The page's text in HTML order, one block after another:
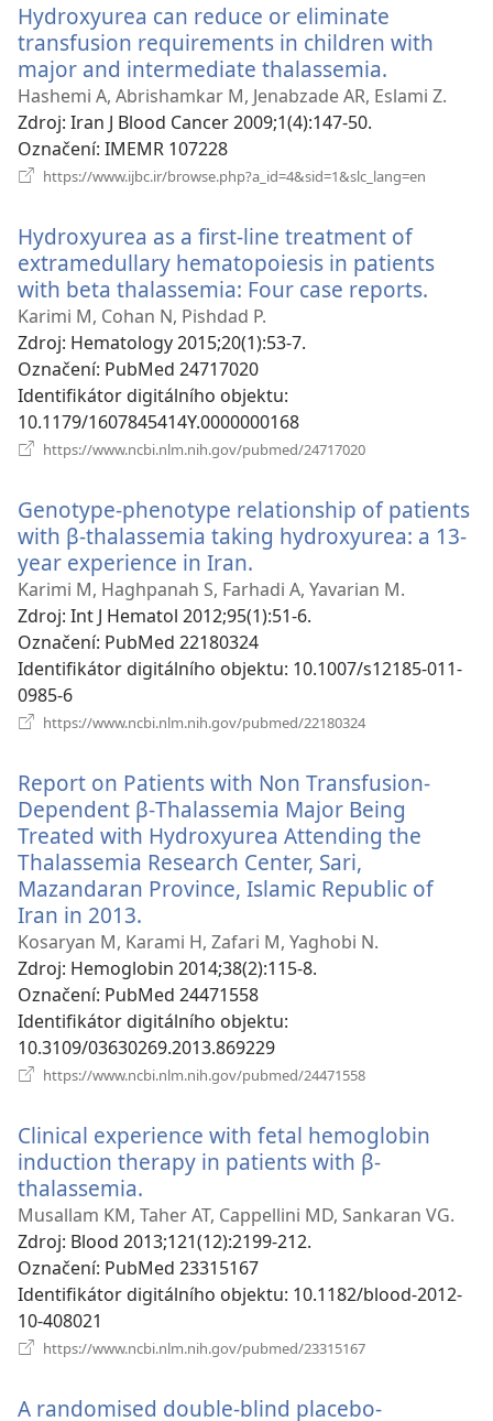
Hydroxyurea can reduce or eliminate
transfusion requirements in children with
major and intermediate thalassemia.
nové
Hashemi A, Abrishamkar M, Jenabzade AR, Eslami Z.
Zdroj‎: Iran J Blood Cancer 2009;1(4):147-50.
Označení‎: IMEMR 107228
https://www.ijbc.ir/browse.php?a_id=4&sid=1&slc_lang=en
Hydroxyurea as a first-line treatment of
extramedullary hematopoiesis in patients
with beta thalassemia: Four case reports.
Karimi M, Cohan N, Pishdad P.
Zdroj‎: Hematology 2015;20(1):53-7.
Označení‎: PubMed 24717020
Identifikátor digitálního objektu‎:
10.1179/1607845414Y.0000000168
https://www.ncbi.nlm.nih.gov/pubmed/24717020
Genotype-phenotype relationship of patients
with β-thalassemia taking hydroxyurea: a 13-
year experience in Iran.
nové
okno)
Karimi M, Haghpanah S, Farhadi A, Yavarian M.
Zdroj‎: Int J Hematol 2012;95(1):51-6.
Označení‎: PubMed 22180324
Identifikátor digitálního objektu‎: 10.1007/s12185-011-
0985-6
https://www.ncbi.nlm.nih.gov/pubmed/22180324
Report on Patients with Non Transfusion-
Dependent β-Thalassemia Major Being
Treated with Hydroxyurea Attending the
Thalassemia Research Center, Sari,
Mazandaran Province, Islamic Republic of
Iran in 2013.
nové
okno)
Kosaryan M, Karami H, Zafari M, Yaghobi N.
Zdroj‎: Hemoglobin 2014;38(2):115-8.
Označení‎: PubMed 24471558
Identifikátor digitálního objektu‎:
10.3109/03630269.2013.869229
https://www.ncbi.nlm.nih.gov/pubmed/24471558
Clinical experience with fetal hemoglobin
induction therapy in patients with β-
thalassemia.
nové
okno)
Musallam KM, Taher AT, Cappellini MD, Sankaran VG.
Zdroj‎: Blood 2013;121(12):2199-212.
Označení‎: PubMed 23315167
Identifikátor digitálního objektu‎: 10.1182/blood-2012-
10-408021
https://www.ncbi.nlm.nih.gov/pubmed/23315167
A randomised double-blind placebo-